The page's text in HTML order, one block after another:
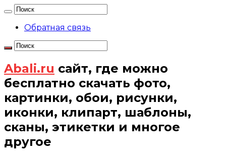
Обратная связь
Abali.ru сайт, где можно
бесплатно скачать фото,
картинки, обои, рисунки,
иконки, клипарт, шаблоны,
сканы, этикетки и многое
другое